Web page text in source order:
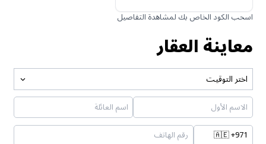
اسحب الكود الخاص بك لمشاهدة التفاصيل
معاينة العقار
اختر التوقيت
🇦🇪+971